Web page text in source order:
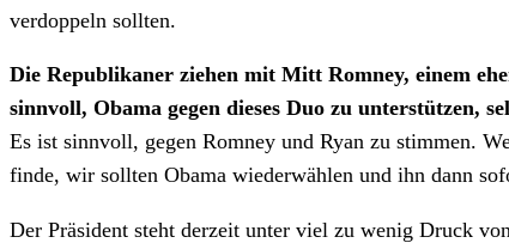
verdoppeln sollten.
Die Republikaner ziehen mit Mitt Romney, einem
sinnvoll, Obama gegen dieses Duo zu unterstützen,
Es ist sinnvoll, gegen Romney und Ryan zu stimmen.
finde, wir sollten Obama wiederwählen und ihn dann
Der Präsident steht derzeit unter viel zu wenig Druck